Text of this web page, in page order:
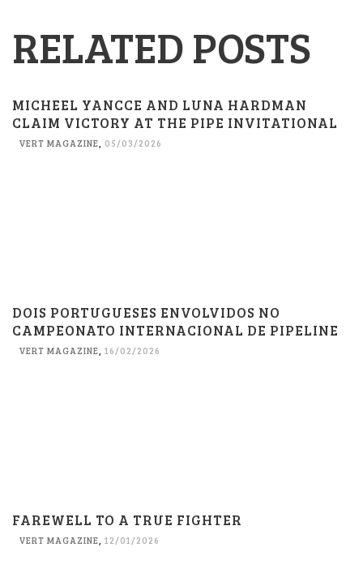
RELATED POSTS
MICHEEL YANCCE AND LUNA HARDMAN
CLAIM VICTORY AT THE PIPE INVITATIONAL
VERT MAGAZINE 05/03/2026
DOIS PORTUGUESES ENVOLVIDOS NO
CAMPEONATO INTERNACIONAL DE PIPELINE
VERT MAGAZINE, 16/02/2026
FAREWELL TO A TRUE FIGHTER
VERT MAGAZINE, 12/01/2026